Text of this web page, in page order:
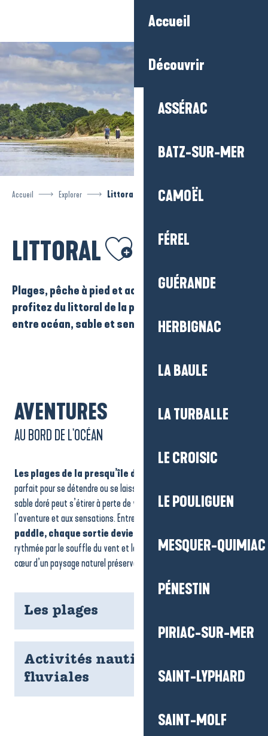
Accueil
Découvrir
ASSÉRAC
BATZ-SUR-MER
CAMOËL
FÉREL
GUÉRANDE
HERBIGNAC
LA BAULE
LA TURBALLE
LE CROISIC
LE POULIGUEN
MESQUER-QUIMIAC
PÉNESTIN
PIRIAC-SUR-MER
SAINT-LYPHARD
SAINT-MOLF
Accueil Explorer Littoral
LITTORAL Ajouter aux favoris
Plages, pêche à pied et activités nautiques :
profitez du littoral de la presqu’île de Guérande
entre océan, sable et sensations.
AVENTURES
AU BORD DE L'OCÉAN
Les plages de la presqu’île de Guérande
parfait pour se détendre ou se laisser emporter par les vagues. Le
sable doré peut s’étirer à perte de vue, tandis que l’océan invite à
l’aventure et aux sensations. Entre
paddle, chaque sortie devient une expérience unique,
rythmée par le souffle du vent et le mouvement des marées, au
cœur d’un paysage naturel préservé.
Les plages
Activités nautiques et
fluviales